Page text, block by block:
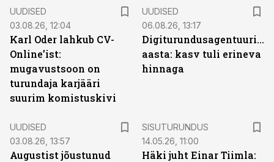
UUDISED
03.08.26, 12:04
Karl Oder lahkub CV-
Online’ist:
mugavustsoon on
turundaja karjääri
suurim komistuskivi
UUDISED
06.08.26, 13:17
Digiturundusagentuuride
aasta: kasv tuli erineva
hinnaga
UUDISED
03.08.26, 13:57
Augustist jõustunud
SISUTURUNDUS
14.05.26, 11:00
Häki juht Einar Tiimla: